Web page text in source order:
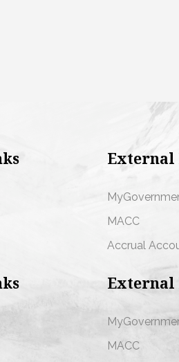
External
MACC
Accrual
External
MACC